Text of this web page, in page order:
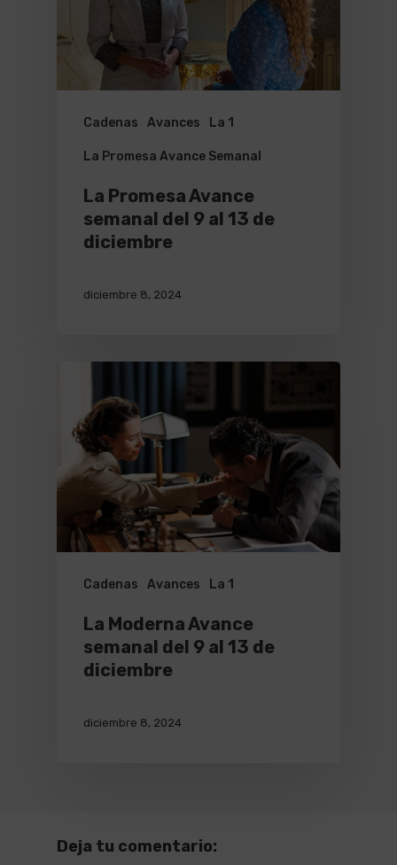
Cadenas Avances La 1
La Promesa Avance Semanal
La Promesa Avance
semanal del 9 al 13 de
diciembre
diciembre 8, 2024
Cadenas Avances La 1
La Moderna Avance
semanal del 9 al 13 de
diciembre
diciembre 8, 2024
Deja tu comentario: